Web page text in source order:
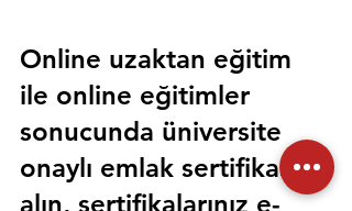
Online uzaktan eğitim
ile online eğitimler
sonucunda üniversite
onaylı emlak sertifikası
alın, sertifikalarınız e-